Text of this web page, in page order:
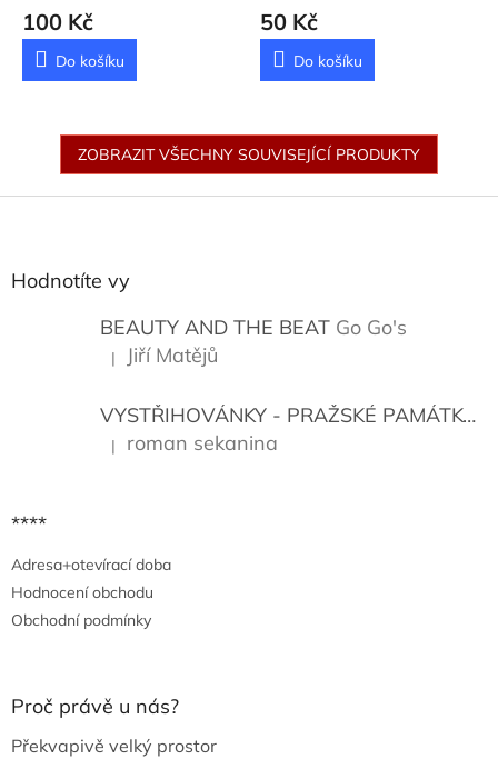
Prince Clive
100 Kč
Do košíku
50 Kč
Do košíku
ZOBRAZIT VŠECHNY SOUVISEJÍCÍ PRODUKTY
Hodnotíte vy
BEAUTY AND THE BEAT Go Go's
Hodnocení produktu je 5 z 5 hvězdiček.
| Jiří Matějů
VYSTŘIHOVÁNKY - PRAŽSKÉ PAMÁTKY
Hodnocení produktu je 5 z 5 hvězdiček.
| roman sekanina
****
Adresa+otevírací doba
Hodnocení obchodu
Obchodní podmínky
Proč právě u nás?
Překvapivě velký prostor